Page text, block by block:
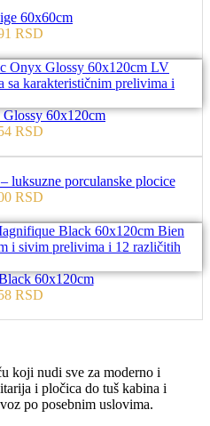
60x60cm
RSD
60x120cm
RSD
luksuzne porculanske plocice
RSD
60x120cm
RSD
koji nudi sve za moderno i
i pločica do tuš kabina i
po posebnim uslovima.